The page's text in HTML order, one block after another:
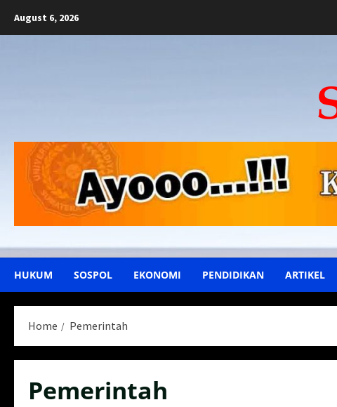
August 6, 2026
HUKUM SOSPOL EKONOMI PENDIDIKAN ARTIKEL
Home Pemerintah
Pemerintah